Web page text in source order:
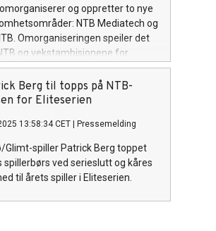
omorganiserer og oppretter to nye
NTB Mediatech og
Omorganiseringen speiler det
og vekstambisjonene for
internasjonalt.
Berg til topps på NTB-
for Eliteserien
13:58:34 CET Pressemelding
Glimt-spiller Patrick Berg toppet
spillerbørs ved serieslutt og kåres
til årets spiller i Eliteserien.